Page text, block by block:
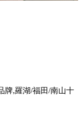
牌,羅湖/福田/南山十